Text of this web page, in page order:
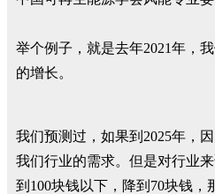
举个例子，就是去年2021年，
的增长。
我们预测过，如果到2025年，
我们行业的需求。但是对行业
到100块钱以下，降到70块钱，